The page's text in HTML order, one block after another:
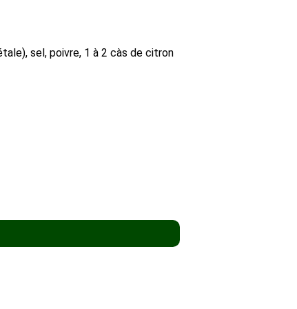
sel, poivre, 1 à 2 càs de citron